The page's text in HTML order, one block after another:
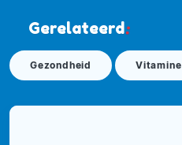
Gerelateerd:
Gezondheid Vitamine